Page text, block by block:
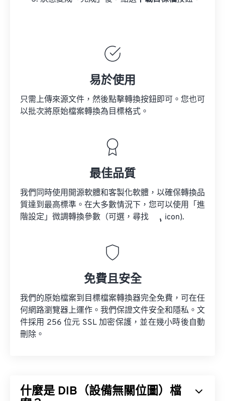
易於使用
只需上傳來源文件，然後點擊轉換按鈕即可。您也可
以批次將原始檔案轉換為目標格式。
最佳品質
我們同時使用開源軟體和客製化軟體，以確保轉換品
質達到最高標準。在大多數情況下，您可以使用「進
階設定」微調轉換參數（可選，尋找
icon).
免費且安全
我們的原始檔案到目標檔案轉換器完全免費，可在任
何網路瀏覽器上運作。我們保證文件安全和隱私。文
件採用 256 位元 SSL 加密保護，並在幾小時後自動
刪除。
什麼是 DIB（設備無關位圖）檔